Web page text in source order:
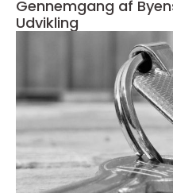
Gennemgang af
Udvikling